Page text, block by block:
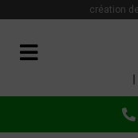
création
Panneau de gestion